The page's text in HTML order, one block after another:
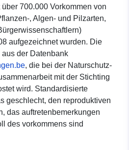
700.000 Vorkommen von
, Algen- und Pilzarten,
aufgezeichnet wurden. Die
der Datenbank
, die bei der Naturschutz-
mit der Stichting
wird. Standardisierte
geschlecht, den reproduktiven
das auftretenbemerkungen
des vorkommens sind